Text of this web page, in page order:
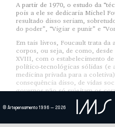
A partir de 1970, o estudo da
pois a ele se dedicaria Michel
resultado disso seriam,
do poder”, “Vigiar e punir” e
Em tais livros, Foucault trata da
corpos, ou seja, de como,
XVIII, com o estabelecimento de
político-tecnológicas sólidas (e
medicina privada para a
consequência disso, de vidas
governos não só sujeitam os
rituais e gestos, como os
supliciam, adestram, mutilam,
arruínam, em movimentos de
causa como consequência. Já
© Artepensamento 1996 — 2026